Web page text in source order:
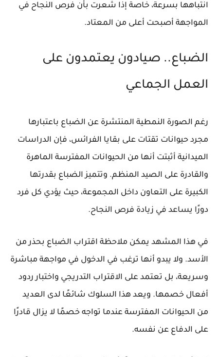
انتباهها بسرعة، خاصة إذا شعرت بأن فرص النجاح في
المواجهة أصبحت أعلى من المعتاد.
الضباع.. صيادون يعتمدون على
العمل الجماعي
رغم الصورة النمطية المنتشرة عن الضباع باعتبارها
مجرد حيوانات تقتات على بقايا الفرائس، فإن الدراسات
الميدانية أثبتت أنها من الحيوانات المفترسة الماهرة
والقادرة على الصيد المنظم. وتتميز الضباع بقدرتها
الكبيرة على التعاون داخل المجموعة، حيث يؤدي كل فرد
دورًا يساعد في زيادة فرص النجاح.
في هذا المشهد يمكن ملاحظة اقتراب الضباع بحذر من
الأسد. ولا يبدو أنها ترغب في الدخول في مواجهة مباشرة
وسريعة، بل تعتمد على الاقتراب التدريجي واختبار ردود
أفعال خصمها. ويعد هذا السلوك شائعًا لدى العديد
من الحيوانات المفترسة عندما تواجه خصمًا لا يزال قادرًا
على الدفاع عن نفسه.